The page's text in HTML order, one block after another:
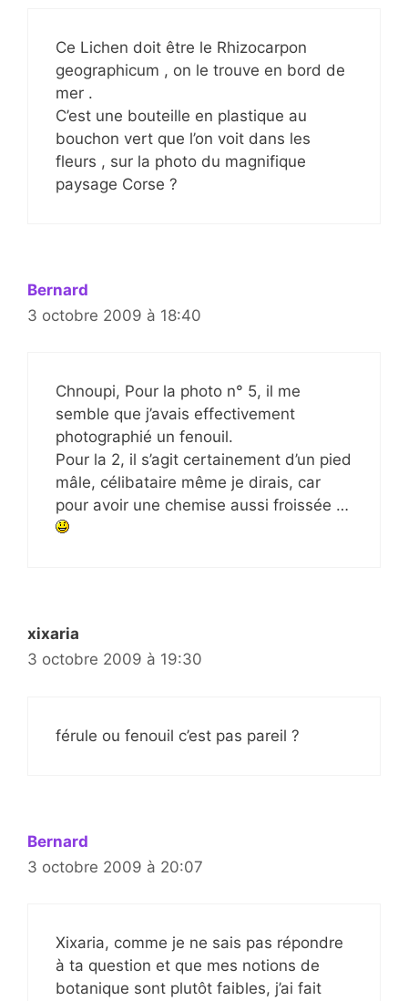
Ce Lichen doit être le Rhizocarpon
geographicum , on le trouve en bord de
mer .
C’est une bouteille en plastique au
bouchon vert que l’on voit dans les
fleurs , sur la photo du magnifique
paysage Corse ?
Bernard
3 octobre 2009 à 18:40
Chnoupi, Pour la photo n° 5, il me
semble que j’avais effectivement
photographié un fenouil.
Pour la 2, il s’agit certainement d’un pied
mâle, célibataire même je dirais, car
pour avoir une chemise aussi froissée …
xixaria
3 octobre 2009 à 19:30
férule ou fenouil c’est pas pareil ?
Bernard
3 octobre 2009 à 20:07
Xixaria, comme je ne sais pas répondre
à ta question et que mes notions de
botanique sont plutôt faibles, j’ai fait